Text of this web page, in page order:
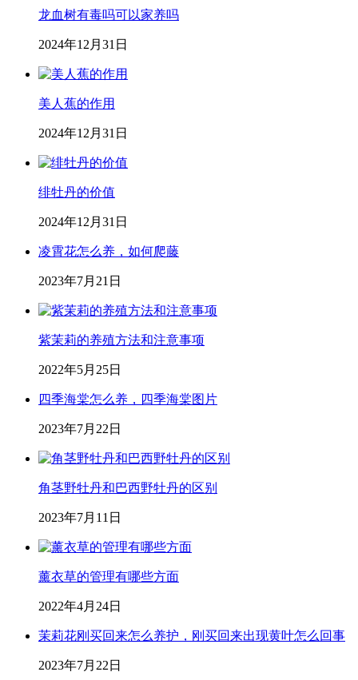
龙血树有毒吗可以家养吗
2024年12月31日
美人蕉的作用
2024年12月31日
绯牡丹的价值
2024年12月31日
凌霄花怎么养，如何爬藤
2023年7月21日
紫茉莉的养殖方法和注意事项
2022年5月25日
四季海棠怎么养，四季海棠图片
2023年7月22日
角茎野牡丹和巴西野牡丹的区别
2023年7月11日
薰衣草的管理有哪些方面
2022年4月24日
茉莉花刚买回来怎么养护，刚买回来出现黄叶怎么回事
2023年7月22日